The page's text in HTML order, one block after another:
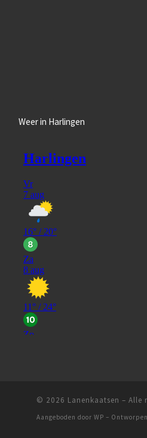
Weer in Harlingen
© 2026 Lanenkaatsen – Alle
Aangeboden door WP –